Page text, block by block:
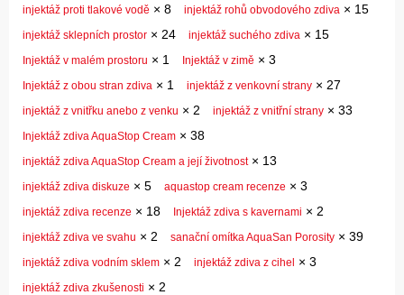
injektáž proti tlakové vodě × 8 injektáž rohů obvodového zdiva × 15
injektáž sklepních prostor × 24 injektáž suchého zdiva × 15
Injektáž v malém prostoru × 1 Injektáž v zimě × 3
Injektáž z obou stran zdiva × 1 injektáž z venkovní strany × 27
injektáž z vnitřku anebo z venku × 2 injektáž z vnitřní strany × 33
Injektáž zdiva AquaStop Cream × 38
injektáž zdiva AquaStop Cream a její životnost× 13
injektáž zdiva diskuze × 5 aquastop cream recenze × 3
injektáž zdiva recenze × 18 Injektáž zdiva s kavernami × 2
injektáž zdiva ve svahu × 2 sanační omítka AquaSan Porosity × 39
injektáž zdiva vodním sklem × 2 injektáž zdiva z cihel × 3
injektáž zdiva zkušenosti × 2